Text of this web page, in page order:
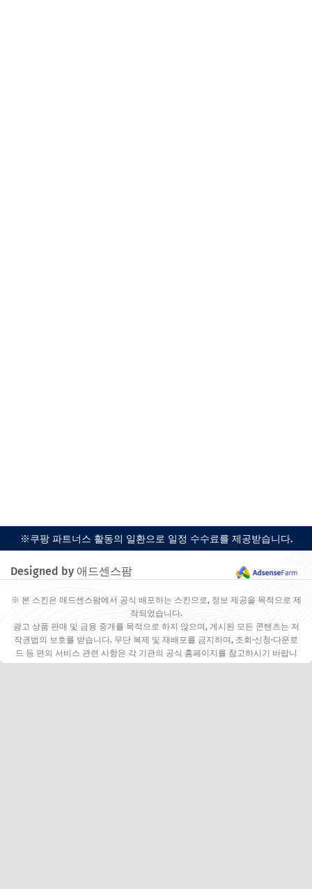
※쿠팡 파트너스 활동의 일환으로 일정 수수료를 제공받습니다.
Designed by 애드센스팜
※ 본 스킨은 애드센스팜에서 공식 배포하는 스킨으로, 정보 제공을 목적으로 제
작되었습니다.
광고 상품 판매 및 금융 중개를 목적으로 하지 않으며, 게시된 모든 콘텐츠는 저
작권법의 보호를 받습니다. 무단 복제 및 재배포를 금지하며, 조회·신청·다운로
드 등 편의 서비스 관련 사항은 각 기관의 공식 홈페이지를 참고하시기 바랍니